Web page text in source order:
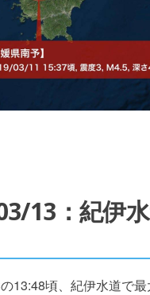
13：紀伊
13:48頃、紀伊水道で